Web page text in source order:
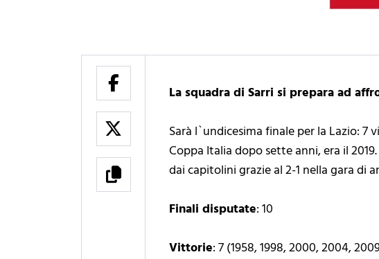
La squadra di Sarri si prepara ad
Sarà l`undicesima finale per la Lazio:
Coppa Italia dopo sette anni, era il
dai capitolini grazie al 2-1 nella gara di
Finali disputate: 10
Vittorie: 7 (1958, 1998, 2000, 2004,